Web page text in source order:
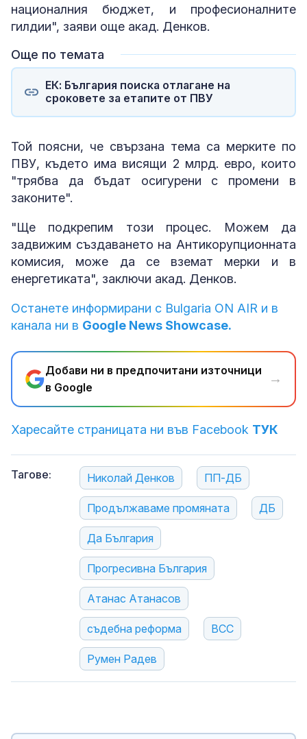
националния бюджет, и професионалните
гилдии", заяви още акад. Денков.
Още по темата
ЕК: България поиска отлагане на
сроковете за етапите от ПВУ
Той поясни, че свързана тема са мерките по
ПВУ, където има висящи 2 млрд. евро, които
"трябва да бъдат осигурени с промени в
законите".
"Ще подкрепим този процес. Можем да
задвижим създаването на Антикорупционната
комисия, може да се вземат мерки и в
енергетиката", заключи акад. Денков.
Останете информирани с Bulgaria ON AIR и в
канала ни в Google News Showcase.
Добави ни в предпочитани източници
в Google
→
Харесайте страницата ни във Facebook ТУК
Тагове: Николай Денков ПП-ДБ
Продължаваме промяната ДБ
Да България
Прогресивна България
Атанас Атанасов
съдебна реформа ВСС
Румен Радев